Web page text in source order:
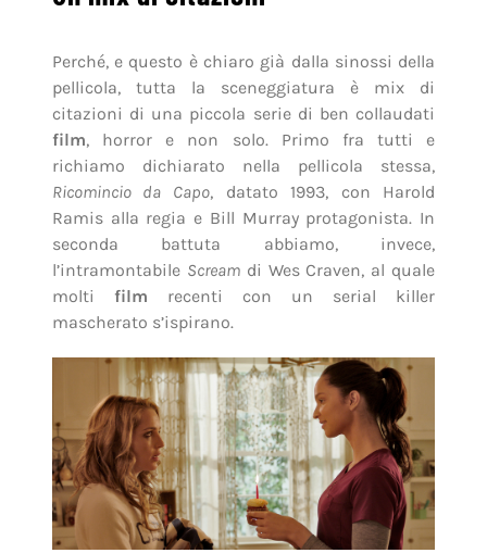
Perché, e questo è chiaro già dalla sinossi della
pellicola, tutta la sceneggiatura è mix di
citazioni di una piccola serie di ben collaudati
film, horror e non solo. Primo fra tutti e
richiamo dichiarato nella pellicola stessa,
Ricomincio da Capo, datato 1993, con Harold
Ramis alla regia e Bill Murray protagonista. In
seconda battuta abbiamo, invece,
l’intramontabile Screamdi Wes Craven, al quale
molti film recenti con un serial killer
mascherato s’ispirano.